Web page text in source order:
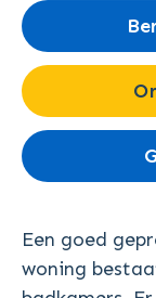
Een goed
woning